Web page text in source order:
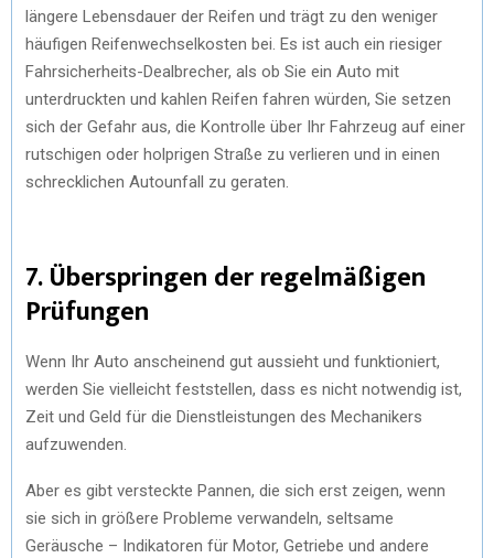
längere Lebensdauer der Reifen und trägt zu den weniger
häufigen Reifenwechselkosten bei. Es ist auch ein riesiger
Fahrsicherheits-Dealbrecher, als ob Sie ein Auto mit
unterdruckten und kahlen Reifen fahren würden, Sie setzen
sich der Gefahr aus, die Kontrolle über Ihr Fahrzeug auf einer
rutschigen oder holprigen Straße zu verlieren und in einen
schrecklichen Autounfall zu geraten.
7. Überspringen der regelmäßigen
Prüfungen
Wenn Ihr Auto anscheinend gut aussieht und funktioniert,
werden Sie vielleicht feststellen, dass es nicht notwendig ist,
Zeit und Geld für die Dienstleistungen des Mechanikers
aufzuwenden.
Aber es gibt versteckte Pannen, die sich erst zeigen, wenn
sie sich in größere Probleme verwandeln, seltsame
Geräusche – Indikatoren für Motor, Getriebe und andere